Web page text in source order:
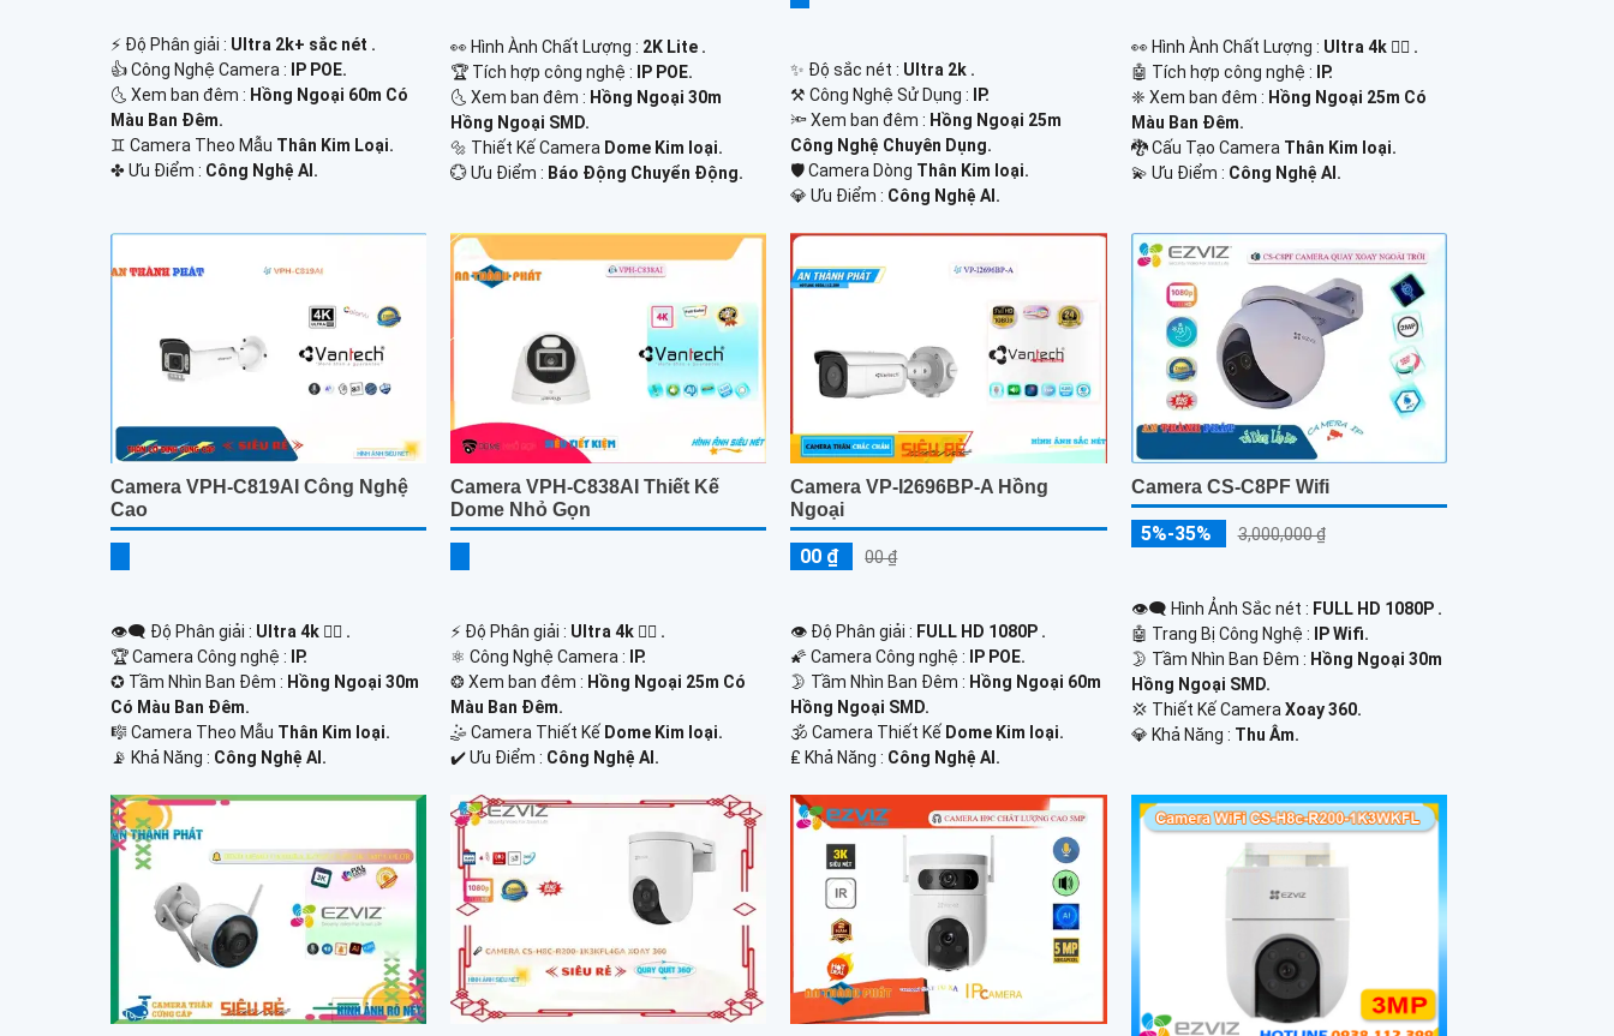
️⚡ Độ Phân giải : Ultra 2k+ sắc nét .
👍 Công Nghệ Camera :
IP POE.
🌜 Xem ban đêm : Hồng Ngoại 60m Có
Màu Ban Đêm.
♊ Camera Theo Mẫu Thân Kim Loại.
️✤ Ưu Điểm : Công Nghệ AI.
️👀 Hình Ành Chất Lượng : 2K Lite .
🏆 Tích hợp công nghệ :
IP POE.
🌜 Xem ban đêm : Hồng Ngoại 30m
Hồng Ngoại SMD.
🔩 Thiết Kế Camera Dome Kim loại.
️💮 Ưu Điểm : Báo Động Chuyển Động.
✨ Độ sắc nét : Ultra 2k .
⚒ Công Nghệ Sử Dụng :
IP.
🔦 Xem ban đêm : Hồng Ngoại 25m
Công Nghệ Chuyên Dụng.
🛡 Camera Dòng Thân Kim loại.
️💎 Ưu Điểm : Công Nghệ AI.
️👀 Hình Ành Chất Lượng : Ultra 4k 👍🏾 .
🤖️ Tích hợp công nghệ :
IP.
❈ Xem ban đêm : Hồng Ngoại 25m Có
Màu Ban Ðêm.
🐉️ Cấu Tạo Camera Thân Kim loại.
️💫 Ưu Điểm : Công Nghệ AI.
Camera VPH-C819AI Công Nghệ
Cao
👁️‍🗨 Độ Phân giải : Ultra 4k 👍🏾 .
🏆 Camera Công nghệ :
IP.
✪ Tầm Nhìn Ban Đêm : Hồng Ngoại 30m
Có Màu Ban Ðêm.
🎼️ Camera Theo Mẫu Thân Kim loại.
️📡 Khả Năng : Công Nghệ AI.
Camera VPH-C838AI Thiết Kế
Dome Nhỏ Gọn
️⚡ Độ Phân giải : Ultra 4k 👍🏾 .
⚛️ Công Nghệ Camera :
IP.
❂ Xem ban đêm : Hồng Ngoại 25m Có
Màu Ban Ðêm.
🤹 Camera Thiết Kế Dome Kim loại.
️✔️ Ưu Điểm : Công Nghệ AI.
Camera VP-I2696BP-A Hồng
Ngoại
00 ₫ 00 ₫
👁 Độ Phân giải : FULL HD 1080P .
🌠 Camera Công nghệ :
IP POE.
🌛 Tầm Nhìn Ban Đêm : Hồng Ngoại 60m
Hồng Ngoại SMD.
🕉️ Camera Thiết Kế Dome Kim loại.
️₤ Khả Năng : Công Nghệ AI.
Camera CS-C8PF Wifi
5%-35% 3,000,000 ₫
👁️‍🗨 Hình Ảnh Sắc nét : FULL HD 1080P .
🤖️ Trang Bị Công Nghệ :
IP Wifi.
🌛 Tầm Nhìn Ban Đêm : Hồng Ngoại 30m
Hồng Ngoại SMD.
💢 Thiết Kế Camera Xoay 360.
️💎 Khả Năng : Thu Âm.